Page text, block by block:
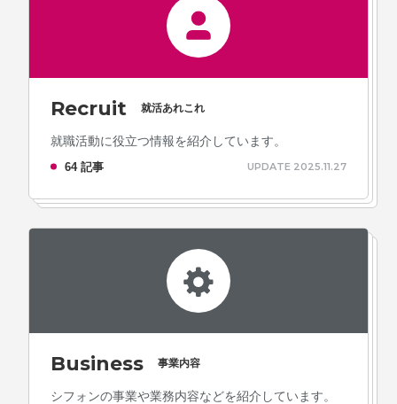
Recruit 就活あれこれ
就職活動に役立つ情報を紹介しています。
64 記事 UPDATE 2025.11.27
Business 事業内容
シフォンの事業や業務内容などを紹介しています。